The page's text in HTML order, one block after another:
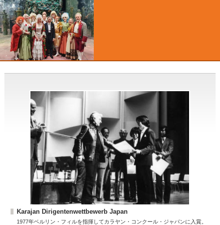
Karajan Dirigentenwettbewerb Japan
1977年ベルリン・フィルを指揮してカラヤン・コンクール・ジャパンに入賞。